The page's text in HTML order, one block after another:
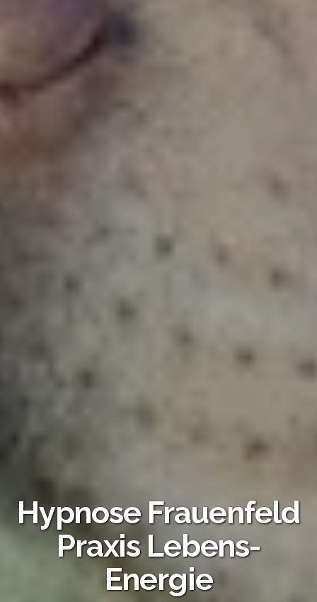
Hypnose Frauenfeld
Praxis Lebens-
Energie